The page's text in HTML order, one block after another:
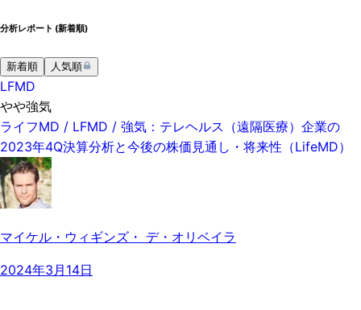
分析レポート (新着順)
新着順 人気順
LFMD
やや強気
ライフMD / LFMD / 強気：テレヘルス（遠隔医療）企業の
2023年4Q決算分析と今後の株価見通し・将来性（LifeMD）
マイケル・ウィギンズ・ デ・オリベイラ
2024年3月14日